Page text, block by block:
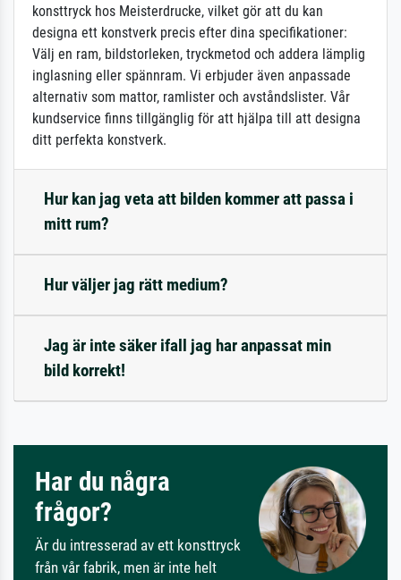
konsttryck hos Meisterdrucke, vilket gör att du kan
designa ett konstverk precis efter dina specifikationer:
Välj en ram, bildstorleken, tryckmetod och addera lämplig
inglasning eller spännram. Vi erbjuder även anpassade
alternativ som mattor, ramlister och avståndslister. Vår
kundservice finns tillgänglig för att hjälpa till att designa
ditt perfekta konstverk.
Hur kan jag veta att bilden kommer att passa i
mitt rum?
Hur väljer jag rätt medium?
Jag är inte säker ifall jag har anpassat min
bild korrekt!
Har du några
frågor?
Är du intresserad av ett konsttryck
från vår fabrik, men är inte helt